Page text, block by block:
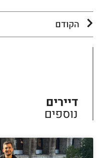
הקודם
דיירים
נוספים